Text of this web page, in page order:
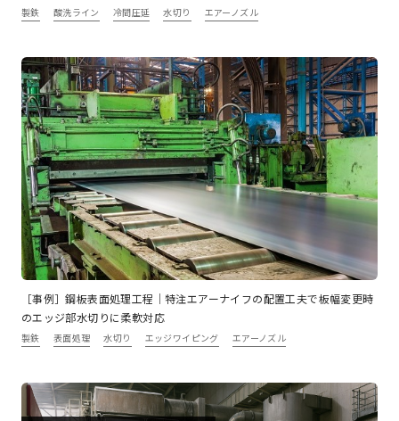
製鉄 酸洗ライン 冷間圧延 水切り エアーノズル
［事例］鋼板表面処理工程｜特注エアーナイフの配置工夫で板幅変更時
のエッジ部水切りに柔軟対応
製鉄 表面処理 水切り エッジワイピング エアーノズル